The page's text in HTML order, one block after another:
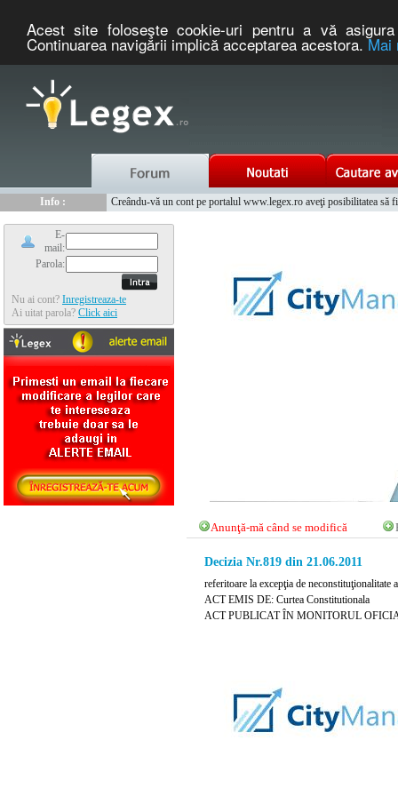
Acest site foloseşte cookie-uri pentru a vă
Continuarea navigării implică acceptarea acestora.Mai
Info :
Creându-vă un cont pe portalul www.legex.ro aveţi posibilitatea
Info :
www.tntauto.ro - Managementul Integrat al Parcului Auto
E-
mail:
Parola:
Nu ai cont? Inregistreaza-te
Ai uitat parola? Click aici
Anunţă-mă când se modifică
Decizia Nr.819 din 21.06.2011
referitoare la excepţia de
ACT EMIS DE: Curtea Constitutionala
ACT PUBLICAT ÎN MONITORUL